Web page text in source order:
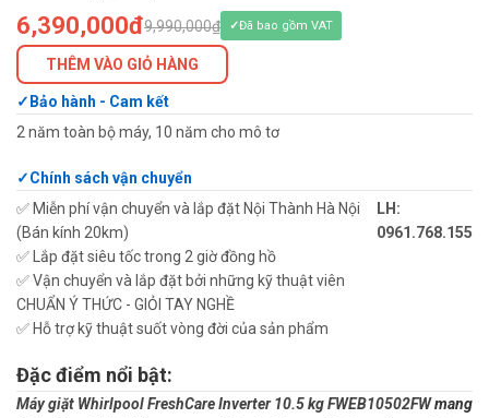
6,390,000đ9,990,000₫ Đã bao gồm VAT
THÊM VÀO GIỎ HÀNG
Bảo hành - Cam kết
2 năm toàn bộ máy, 10 năm cho mô tơ
Chính sách vận chuyển
✅ Miễn phí vận chuyển và lắp đặt Nội Thành Hà Nội
(Bán kính 20km)
✅ Lắp đặt siêu tốc trong 2 giờ đồng hồ
✅ Vận chuyển và lắp đặt bởi những kỹ thuật viên
CHUẨN Ý THỨC - GIỎI TAY NGHỀ
✅ Hỗ trợ kỹ thuật suốt vòng đời của sản phẩm
LH:
0961.768.155
Đặc điểm nổi bật:
Máy giặt Whirlpool FreshCare Inverter 10.5 kg FWEB10502FWmang